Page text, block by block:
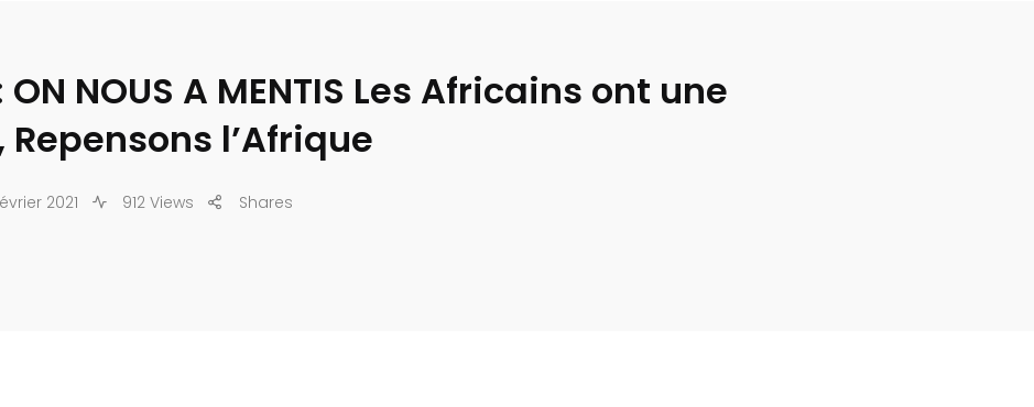
ON NOUS A MENTIS Les Africains ont une
Repensons l’Afrique
2021 912 Views Shares